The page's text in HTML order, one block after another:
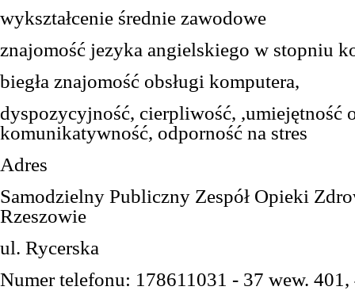
wykształcenie średnie zawodowe
znajomość jezyka angielskiego w stopniu
biegła znajomość obsługi komputera,
dyspozycyjność, cierpliwość, ,umiejętność
komunikatywność, odporność na stres
Adres
Samodzielny Publiczny Zespół Opieki
Rzeszowie
ul. Rycerska
Numer telefonu: 178611031 - 37 wew. 401,